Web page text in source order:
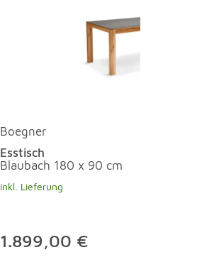
Boegner
Esstisch
Blaubach 180 x 90 cm
inkl. Lieferung
1.899,00 €